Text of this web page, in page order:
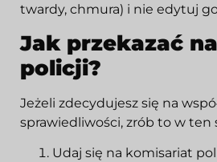
twardy, chmura) i nie edytuj
Jak przekazać
policji?
Jeżeli zdecydujesz się na
sprawiedliwości, zrób to w ten
Udaj się na komisariat